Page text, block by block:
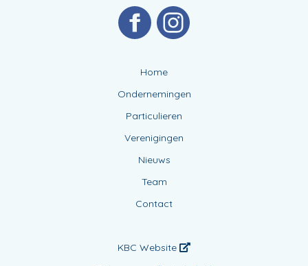
Home
Ondernemingen
Particulieren
Verenigingen
Nieuws
Team
Contact
KBC Website